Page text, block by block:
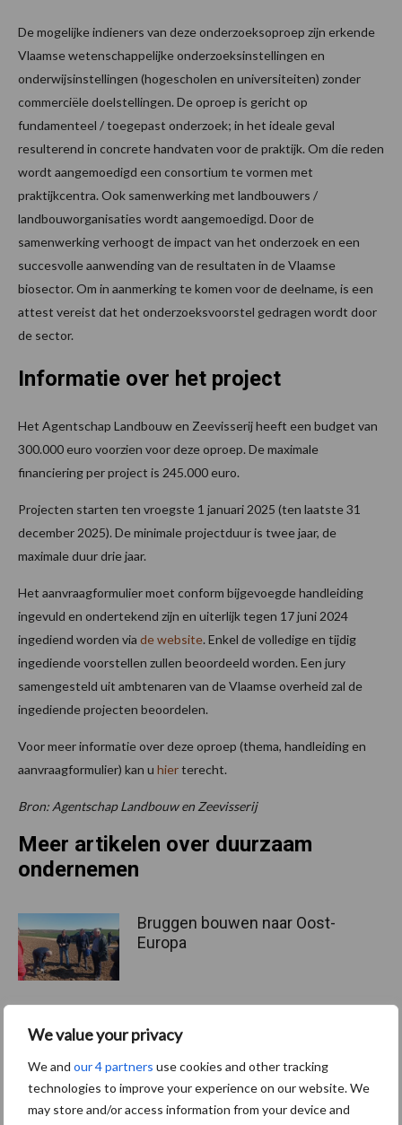
We value your privacy
We and our 4 partners use cookies and other tracking
technologies to improve your experience on our website. We
may store and/or access information from your device and
De mogelijke indieners van deze onderzoeksoproep zijn erkende
Vlaamse wetenschappelijke onderzoeksinstellingen en
onderwijsinstellingen (hogescholen en universiteiten) zonder
commerciële doelstellingen. De oproep is gericht op
fundamenteel / toegepast onderzoek; in het ideale geval
resulterend in concrete handvaten voor de praktijk. Om die reden
wordt aangemoedigd een consortium te vormen met
praktijkcentra. Ook samenwerking met landbouwers /
landbouworganisaties wordt aangemoedigd. Door de
samenwerking verhoogt de impact van het onderzoek en een
succesvolle aanwending van de resultaten in de Vlaamse
biosector. Om in aanmerking te komen voor de deelname, is een
attest vereist dat het onderzoeksvoorstel gedragen wordt door
de sector.
Informatie over het project
Het Agentschap Landbouw en Zeevisserij heeft een budget van
300.000 euro voorzien voor deze oproep. De maximale
financiering per project is 245.000 euro.
Projecten starten ten vroegste 1 januari 2025 (ten laatste 31
december 2025). De minimale projectduur is twee jaar, de
maximale duur drie jaar.
Het aanvraagformulier moet conform bijgevoegde handleiding
ingevuld en ondertekend zijn en uiterlijk tegen 17 juni 2024
ingediend worden via de website. Enkel de volledige en tijdig
ingediende voorstellen zullen beoordeeld worden. Een jury
samengesteld uit ambtenaren van de Vlaamse overheid zal de
ingediende projecten beoordelen.
Voor meer informatie over deze oproep (thema, handleiding en
aanvraagformulier) kan u hierterecht.
Bron: Agentschap Landbouw en Zeevisserij
Meer artikelen over duurzaam
ondernemen
Bruggen bouwen naar Oost-
Europa
Middel besparen met
precisiespuiten: “Elke
druppel op de juiste plek”